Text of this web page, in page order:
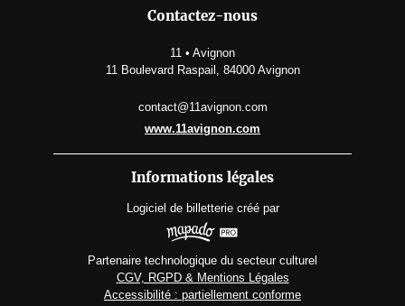
Contactez-nous
11 • Avignon
11 Boulevard Raspail, 84000 Avignon
contact@11avignon.com
www.11avignon.com
Informations légales
Logiciel de billetterie créé par
Partenaire technologique du secteur culturel
CGV, RGPD & Mentions Légales
Accessibilité : partiellement conforme